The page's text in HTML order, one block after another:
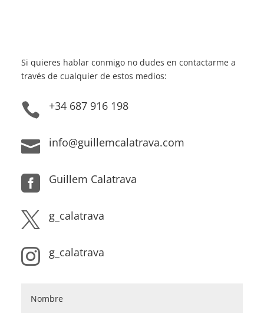
Si quieres hablar conmigo no dudes en contactarme a
través de cualquier de estos medios:
 +34 687 916 198
 info@guillemcalatrava.com
 Guillem Calatrava
 g_calatrava
 g_calatrava